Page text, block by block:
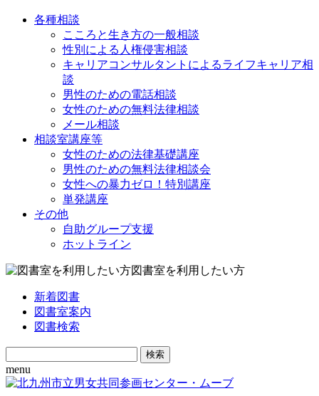
各種相談
こころと生き方の一般相談
性別による人権侵害相談
キャリアコンサルタントによるライフキャリア相
談
男性のための電話相談
女性のための無料法律相談
メール相談
相談室講座等
女性のための法律基礎講座
男性のための無料法律相談会
女性への暴力ゼロ！特別講座
単発講座
その他
自助グループ支援
ホットライン
図書室を利用したい方
新着図書
図書室案内
図書検索
Search
for:
menu